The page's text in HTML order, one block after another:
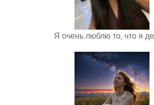
Я очень люблю то, что я